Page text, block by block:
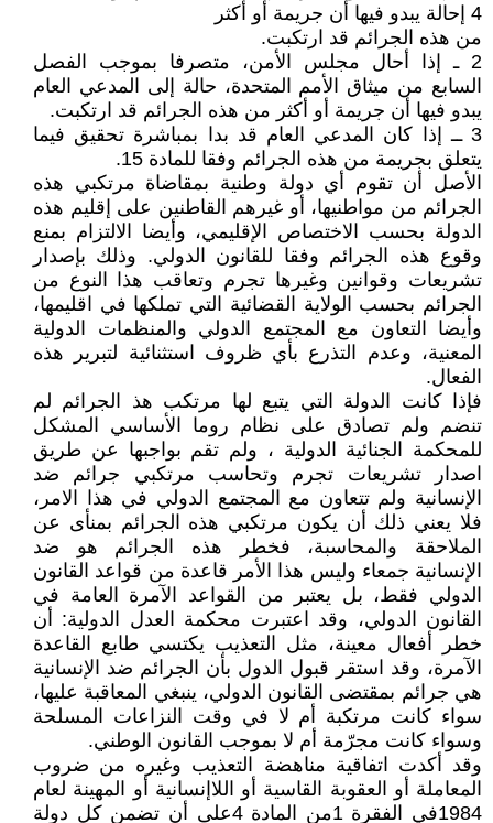
4 إحالة يبدو فيها أن جريمة أو أكثر
من هذه الجرائم قد ارتكبت.
2 ـ إذا أحال مجلس الأمن، متصرفا بموجب الفصل
السابع من ميثاق الأمم المتحدة، حالة إلى المدعي العام
يبدو فيها أن جريمة أو أكثر من هذه الجرائم قد ارتكبت.
3 ــ إذا كان المدعي العام قد بدا بمباشرة تحقيق فيما
يتعلق بجريمة من هذه الجرائم وفقا للمادة 15.
الأصل أن تقوم أي دولة وطنية بمقاضاة مرتكبي هذه
الجرائم من مواطنيها، أو غيرهم القاطنين على إقليم هذه
الدولة بحسب الاختصاص الإقليمي، وأيضا الالتزام بمنع
وقوع هذه الجرائم وفقا للقانون الدولي. وذلك بإصدار
تشريعات وقوانين وغيرها تجرم وتعاقب هذا النوع من
الجرائم بحسب الولاية القضائية التي تملكها في اقليمها،
وأيضا التعاون مع المجتمع الدولي والمنظمات الدولية
المعنية، وعدم التذرع بأي ظروف استثنائية لتبرير هذه
الفعال.
فإذا كانت الدولة التي يتبع لها مرتكب هذ الجرائم لم
تنضم ولم تصادق على نظام روما الأساسي المشكل
للمحكمة الجنائية الدولية ، ولم تقم بواجبها عن طريق
اصدار تشريعات تجرم وتحاسب مرتكبي جرائم ضد
الإنسانية ولم تتعاون مع المجتمع الدولي في هذا الامر،
فلا يعني ذلك أن يكون مرتكبي هذه الجرائم بمنأى عن
الملاحقة والمحاسبة، فخطر هذه الجرائم هو ضد
الإنسانية جمعاء وليس هذا الأمر قاعدة من قواعد القانون
الدولي فقط، بل يعتبر من القواعد الآمرة العامة في
القانون الدولي، وقد اعتبرت محكمة العدل الدولية: أن
خطر أفعال معينة، مثل التعذيب يكتسي طابع القاعدة
الآمرة، وقد استقر قبول الدول بأن الجرائم ضد الإنسانية
هي جرائم بمقتضى القانون الدولي، ينبغي المعاقبة عليها،
سواء كانت مرتكبة أم لا في وقت النزاعات المسلحة
وسواء كانت مجرّمة أم لا بموجب القانون الوطني.
وقد أكدت اتفاقية مناهضة التعذيب وغيره من ضروب
المعاملة أو العقوبة القاسية أو اللاإنسانية أو المهينة لعام
1984في الفقرة 1من المادة 4على أن تضمن كل دولة